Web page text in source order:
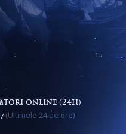
online (24h)
7 (Ultimele 24 de ore)